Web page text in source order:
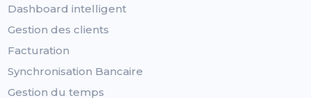
Dashboard intelligent
Gestion des clients
Facturation
Synchronisation Bancaire
Gestion du temps